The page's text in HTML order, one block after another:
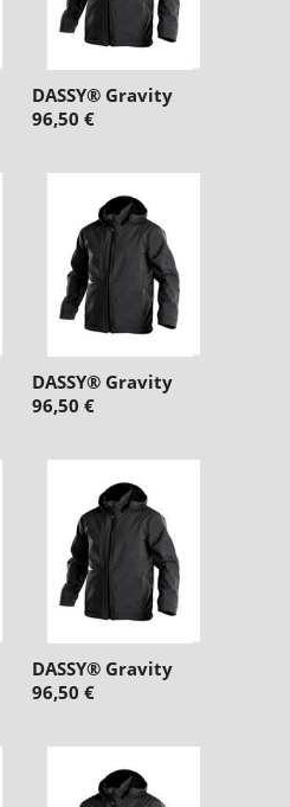
DASSY® Gravity
96,50 €
DASSY® Gravity
96,50 €
DASSY® Gravity
96,50 €